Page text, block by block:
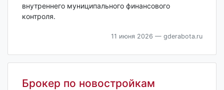
внутреннего муниципального финансового
контроля.
11 июня 2026 — gderabota.ru
Брокер по новостройкам